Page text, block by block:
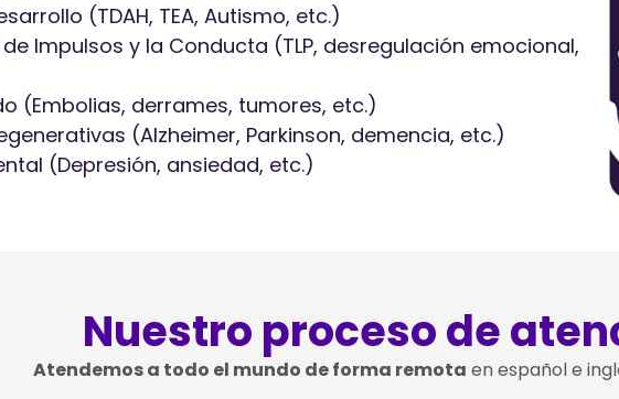
(TDAH, TEA, Autismo, etc.)
Impulsos y la Conducta (TLP, desregulación emocional,
(Embolias, derrames, tumores, etc.)
(Alzheimer, Parkinson, demencia, etc.)
(Depresión, ansiedad, etc.)
Nuestro proceso de
Atendemos a todo el mundo de forma remota en español e